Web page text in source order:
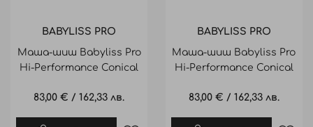
BABYLISS PRO
Маша-шиш Babyliss Pro
Hi-Performance Conical
83,00 € /162,33 лв.
BABYLISS PRO
Маша-шиш Babyliss Pro
Hi-Performance Conical
83,00 € / 162,33 лв.